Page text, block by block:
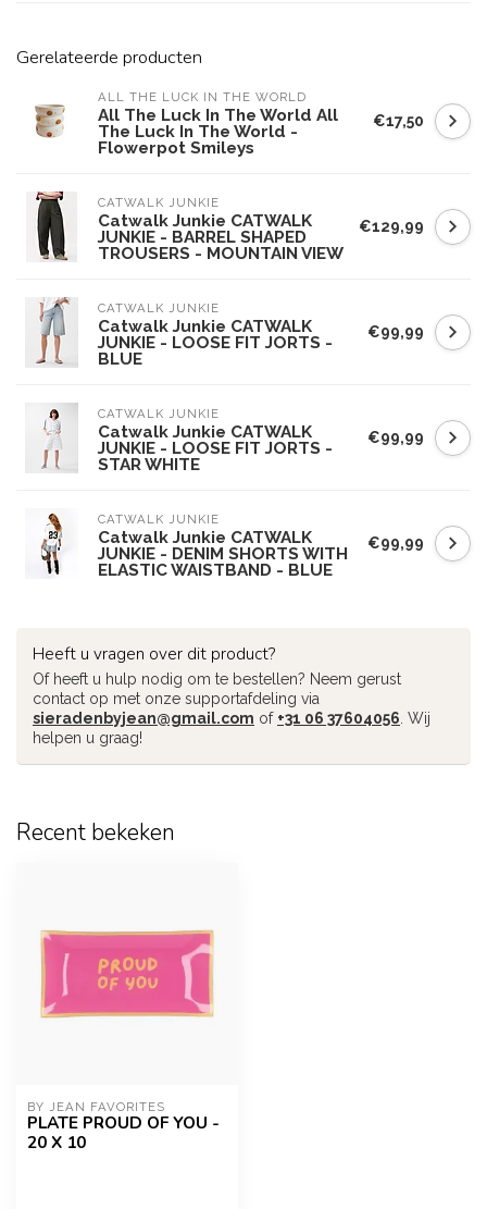
Gerelateerde producten
ALL THE LUCK IN THE WORLD
All The Luck In The World All
The Luck In The World -
Flowerpot Smileys
€17,50
CATWALK JUNKIE
Catwalk Junkie CATWALK
JUNKIE - BARREL SHAPED
TROUSERS - MOUNTAIN VIEW
€129,99
CATWALK JUNKIE
Catwalk Junkie CATWALK
JUNKIE - LOOSE FIT JORTS -
BLUE
€99,99
CATWALK JUNKIE
Catwalk Junkie CATWALK
JUNKIE - LOOSE FIT JORTS -
STAR WHITE
€99,99
CATWALK JUNKIE
Catwalk Junkie CATWALK
JUNKIE - DENIM SHORTS WITH
ELASTIC WAISTBAND - BLUE
€99,99
Heeft u vragen over dit product?
Of heeft u hulp nodig om te bestellen? Neem gerust
contact op met onze supportafdeling via
sieradenbyjean@gmail.com of +31 06 37604056 . Wij
helpen u graag!
Recent bekeken
BY JEAN FAVORITES
PLATE PROUD OF YOU -
20 X 10